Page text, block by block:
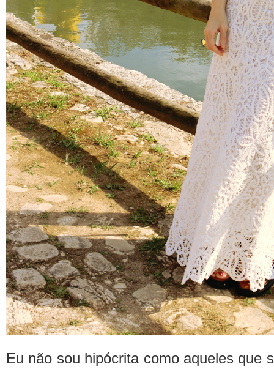
Eu não sou hipócrita como aqueles que